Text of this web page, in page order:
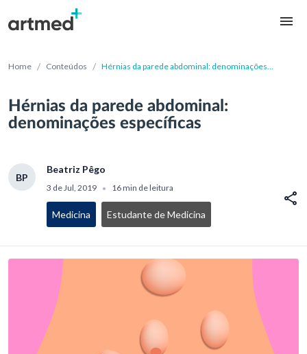
Home / Conteúdos / Hérnias da parede abdominal: denominações
Hérnias da parede abdominal:
denominações específicas
BP
Beatriz Pêgo
3 de Jul, 2019 • 16 min de leitura
Medicina Estudante de Medicina